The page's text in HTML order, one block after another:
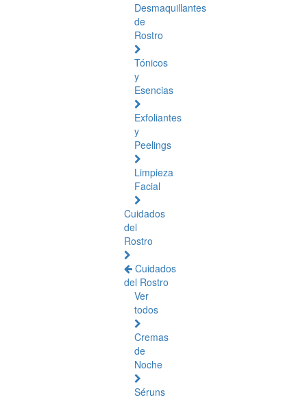
Desmaquillantes
de
Rostro
Tónicos
y
Esencias
Exfoliantes
y
Peelings
Limpieza
Facial
Cuidados
del
Rostro
Cuidados
del Rostro
Ver
todos
Cremas
de
Noche
Séruns